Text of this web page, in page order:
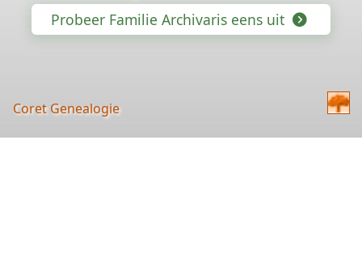
Probeer Familie Archivaris eens uit
Coret Genealogie